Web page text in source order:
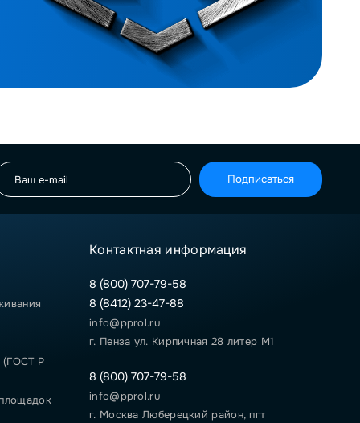
Подписаться
(ГОСТ Р
Контактная информация
8 (800) 707-79-58
8 (8412) 23-47-88
info@pprol.ru
г. Пенза ул. Кирпичная 28 литер М1
8 (800) 707-79-58
info@pprol.ru
г. Москва Люберецкий район, пгт